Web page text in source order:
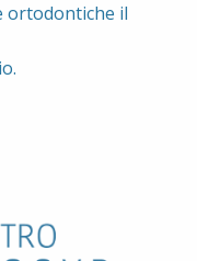
ortodontiche il